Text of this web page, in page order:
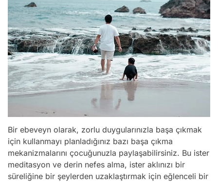
Bir ebeveyn olarak, zorlu duygularınızla başa çıkmak
için kullanmayı planladığınız bazı başa çıkma
mekanizmalarını çocuğunuzla paylaşabilirsiniz. Bu ister
meditasyon ve derin nefes alma, ister aklınızı bir
süreliğine bir şeylerden uzaklaştırmak için eğlenceli bir